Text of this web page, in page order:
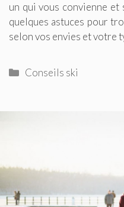
un qui vous convienne et
quelques astuces pour
selon vos envies et votre
Catégories
Conseils ski